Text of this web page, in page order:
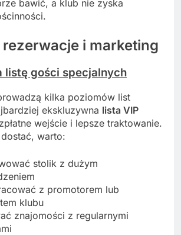
bawić, a klub nie zyska
rezerwacje i marketing
listę gości specjalnych
kilka poziomów list
ekskluzywna lista VIP
wejście i lepsze traktowanie.
warto:
stolik z dużym
z promotorem lub
klubu
znajomości z regularnymi